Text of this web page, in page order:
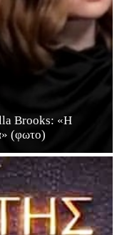
Brooks: «Η
(φωτο)